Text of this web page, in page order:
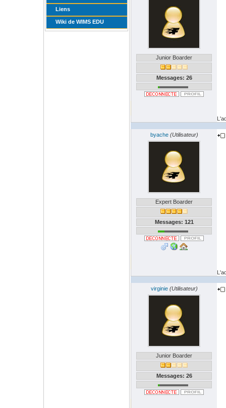
Liens
Wiki de WIMS EDU
Junior Boarder
Messages: 26
byache (Utilisateur)
Expert Boarder
Messages: 121
virginie (Utilisateur)
Junior Boarder
Messages: 26